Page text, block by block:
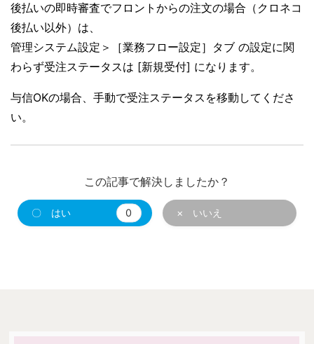
後払いの即時審査でフロントからの注文の場合（クロネコ
後払い以外）は、
管理システム設定＞［業務フロー設定］タブ の設定に関
わらず受注ステータスは [新規受付] になります。
与信OKの場合、手動で受注ステータスを移動してくださ
い。
この記事で解決しましたか？
〇 はい 0 × いいえ